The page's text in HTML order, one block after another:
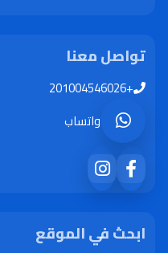
تواصل معنا
+201004546026
واتساب
ابحث في الموقع